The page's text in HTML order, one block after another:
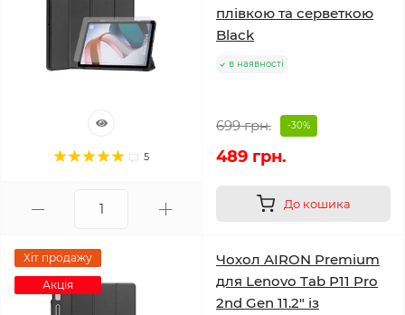
5
плівкою та серветкою
Black
в наявності
699 грн. -30%
489 грн.
До кошика
Хіт продажу
Акція
Чохол AIRON Premium
для Lenovo Tab P11 Pro
2nd Gen 11.2" із